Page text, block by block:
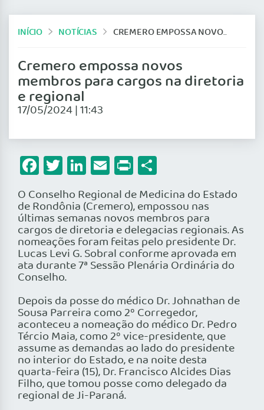
INÍCIO NOTÍCIAS CREMERO EMPOSSA NOVOS MEMBROS PARA CARGOS NA DIRETORIA E REGIONAL
Cremero empossa novos
membros para cargos na diretoria
e regional
17/05/2024 | 11:43
Facebook
Twitter
LinkedIn
Email
Print
O Conselho Regional de Medicina do Estado
de Rondônia (Cremero), empossou nas
últimas semanas novos membros para
cargos de diretoria e delegacias regionais. As
nomeações foram feitas pelo presidente Dr.
Lucas Levi G. Sobral conforme aprovada em
ata durante 7ª Sessão Plenária Ordinária do
Conselho.
Depois da posse do médico Dr. Johnathan de
Sousa Parreira como 2º Corregedor,
aconteceu a nomeação do médico Dr. Pedro
Tércio Maia, como 2º vice-presidente, que
assume as demandas ao lado do presidente
no interior do Estado, e na noite desta
quarta-feira (15), Dr. Francisco Alcides Dias
Filho, que tomou posse como delegado da
regional de Ji-Paraná.